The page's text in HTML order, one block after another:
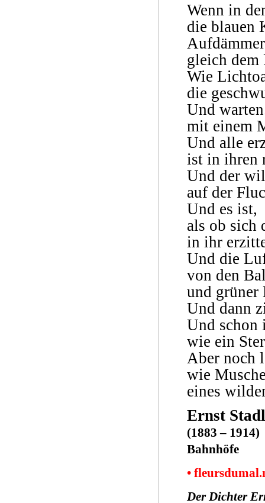
Wenn in
die blauen
gleich dem
Wie
die
Und
mit einem
Und alle
ist in ihren
Und der
auf der
Und es ist,
als ob sich
in ihr
Und die
von den
und grüner
Und dann
Und
wie ein
Aber noch
wie
eines
Ernst
(1883 – 1914)
Bahnhöfe
•
Der Dichter